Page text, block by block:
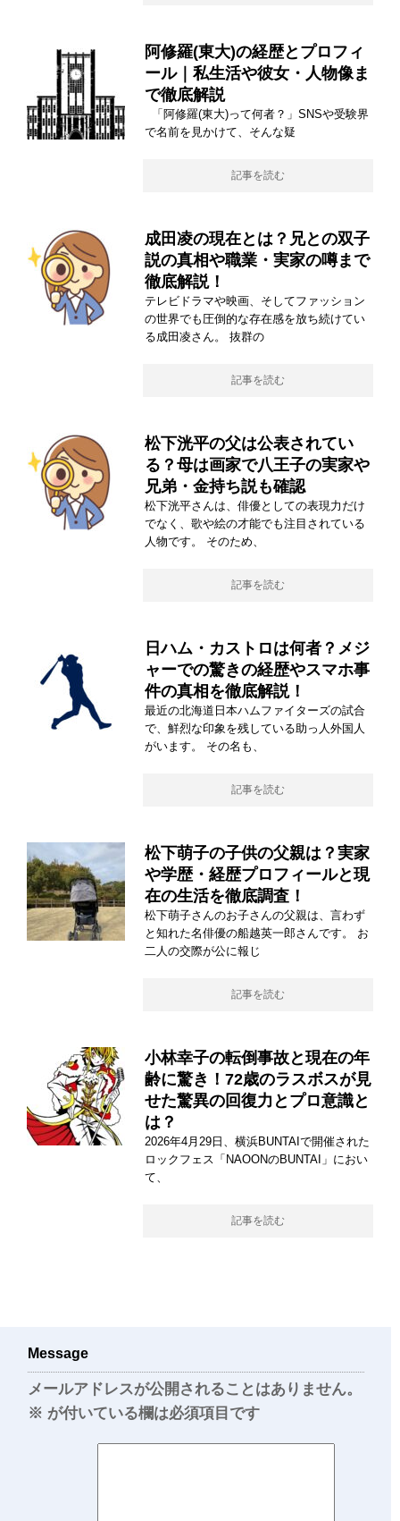
阿修羅(東大)の経歴とプロフィ
ール｜私生活や彼女・人物像ま
で徹底解説
「阿修羅(東大)って何者？」SNSや受験界
で名前を見かけて、そんな疑
記事を読む
成田凌の現在とは？兄との双子
説の真相や職業・実家の噂まで
徹底解説！
テレビドラマや映画、そしてファッション
の世界でも圧倒的な存在感を放ち続けてい
る成田凌さん。 抜群の
記事を読む
松下洸平の父は公表されてい
る？母は画家で八王子の実家や
兄弟・金持ち説も確認
松下洸平さんは、俳優としての表現力だけ
でなく、歌や絵の才能でも注目されている
人物です。 そのため、
記事を読む
日ハム・カストロは何者？メジ
ャーでの驚きの経歴やスマホ事
件の真相を徹底解説！
最近の北海道日本ハムファイターズの試合
で、鮮烈な印象を残している助っ人外国人
がいます。 その名も、
記事を読む
松下萌子の子供の父親は？実家
や学歴・経歴プロフィールと現
在の生活を徹底調査！
松下萌子さんのお子さんの父親は、言わず
と知れた名俳優の船越英一郎さんです。 お
二人の交際が公に報じ
記事を読む
小林幸子の転倒事故と現在の年
齢に驚き！72歳のラスボスが見
せた驚異の回復力とプロ意識と
は？
2026年4月29日、横浜BUNTAIで開催された
ロックフェス「NAOONのBUNTAI」におい
て、
記事を読む
Message
メールアドレスが公開されることはありません。
※ が付いている欄は必須項目です